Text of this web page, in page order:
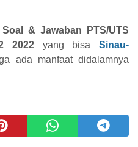
Soal & Jawaban PTS/UTS
2022yang bisa Sinau-
ada manfaat didalamnya